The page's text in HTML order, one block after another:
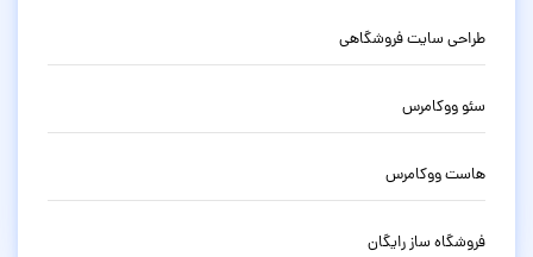
طراحی سایت فروشگاهی
سئو ووکامرس
هاست ووکامرس
فروشگاه ساز رایگان